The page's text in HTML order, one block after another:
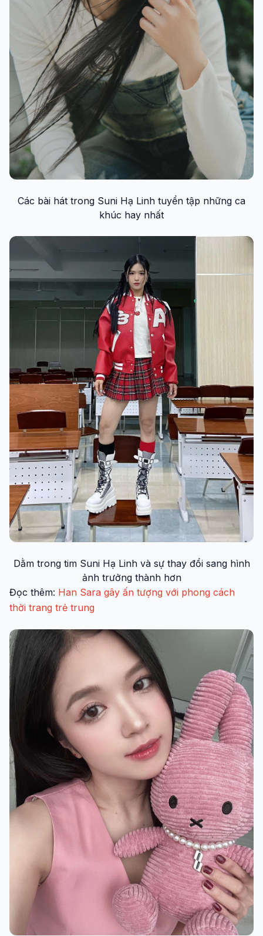
Các bài hát trong Suni Hạ Linh tuyển tập những ca
khúc hay nhất
Dằm trong tim Suni Hạ Linh và sự thay đổi sang hình
ảnh trưởng thành hơn
Đọc thêm: Han Sara gây ấn tượng với phong cách
thời trang trẻ trung